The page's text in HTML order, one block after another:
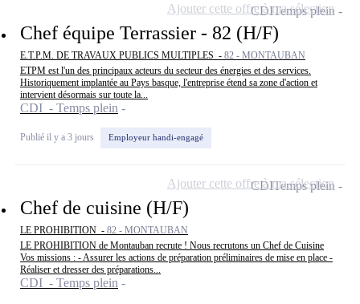
Chef équipe Terrassier - 82 (H/F)
E.T.P.M. DE TRAVAUX PUBLICS MULTIPLES - 82 - MONTAUBAN
ETPM est l'un des principaux acteurs du secteur des énergies et des services.
Historiquement implantée au Pays basque, l'entreprise étend sa zone d'action et
intervient désormais sur toute la...
CDI - Temps plein
Publié il y a 3 jours Employeur handi-engagé
CDITemps plein
Ajouter cette offre à ma sélection
Chef de cuisine (H/F)
LE PROHIBITION - 82 - MONTAUBAN
LE PROHIBITION de Montauban recrute ! Nous recrutons un Chef de Cuisine
Vos missions : - Assurer les actions de préparation préliminaires de mise en place -
Réaliser et dresser des préparations...
CDI - Temps plein
CDITemps plein
Ajouter cette offre à ma sélection